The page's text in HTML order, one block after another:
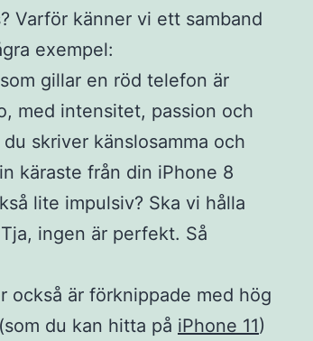
Varför känner vi ett samband
exempel:
gillar en röd telefon är
med intensitet, passion och
skriver känslosamma och
käraste från din iPhone 8
lite impulsiv? Ska vi hålla
ingen är perfekt. Så
också är förknippade med hög
du kan hitta på iPhone 11)